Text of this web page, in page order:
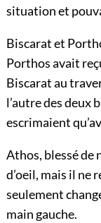
situation et
Biscarat et
Porthos avait
Biscarat au
l’autre des deux
escrimaient
Athos, blessé de
d’oeil, mais il ne
seulement
main gauche.